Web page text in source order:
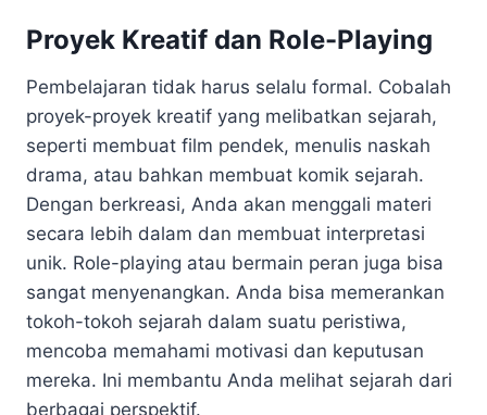
Proyek Kreatif dan Role-Playing
Pembelajaran tidak harus selalu formal. Cobalah
proyek-proyek kreatif yang melibatkan sejarah,
seperti membuat film pendek, menulis naskah
drama, atau bahkan membuat komik sejarah.
Dengan berkreasi, Anda akan menggali materi
secara lebih dalam dan membuat interpretasi
unik. Role-playing atau bermain peran juga bisa
sangat menyenangkan. Anda bisa memerankan
tokoh-tokoh sejarah dalam suatu peristiwa,
mencoba memahami motivasi dan keputusan
mereka. Ini membantu Anda melihat sejarah dari
berbagai perspektif.